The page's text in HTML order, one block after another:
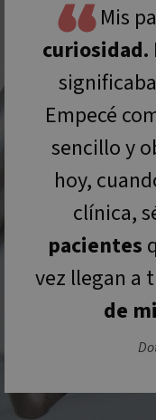
Mis
curiosidad.
Empecé
sencillo y
hoy,
clínica,
pacientes
vez llegan a
de